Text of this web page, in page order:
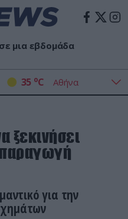
μια εβδομάδα
35 oC
ξεκινήσει
παραγωγή
για την